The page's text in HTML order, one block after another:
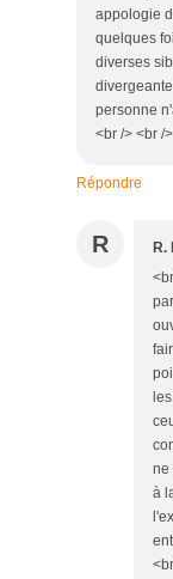
appologie
quelques
diverses
personne
<br /> <br />
Répondre
R R.
ne
à